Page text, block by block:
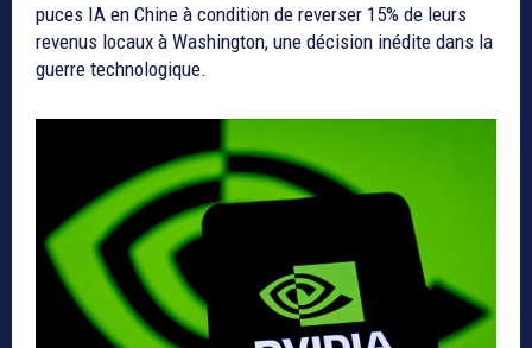
puces IA en Chine à condition de reverser 15% de leurs
revenus locaux à Washington, une décision inédite dans la
guerre technologique.